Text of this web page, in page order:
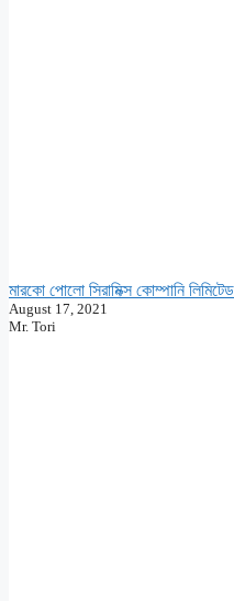
মারকো পোলো সিরামিক্স কোম্পানি
August 17, 2021
Mr. Tori